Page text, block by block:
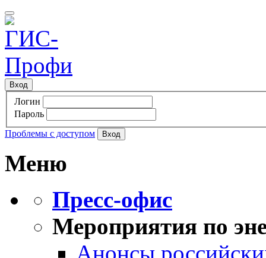
Вход
Логин
Пароль
Проблемы с доступом
Меню
Пресс-офис
Мероприятия по
Анонсы